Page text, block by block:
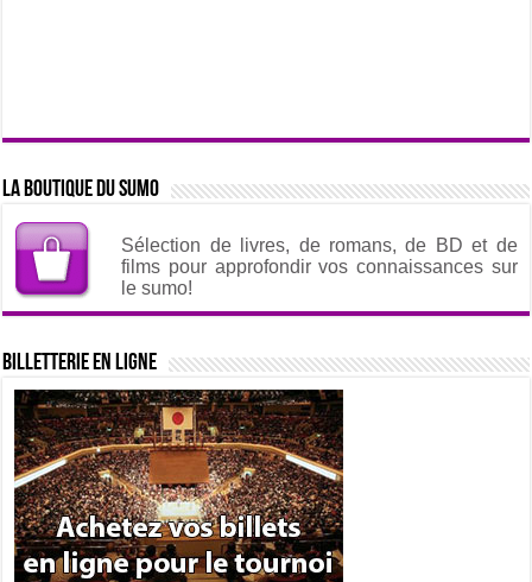
La boutique du sumo
Sélection de livres, de romans, de BD et de
films pour approfondir vos connaissances sur
le sumo!
Billetterie en ligne